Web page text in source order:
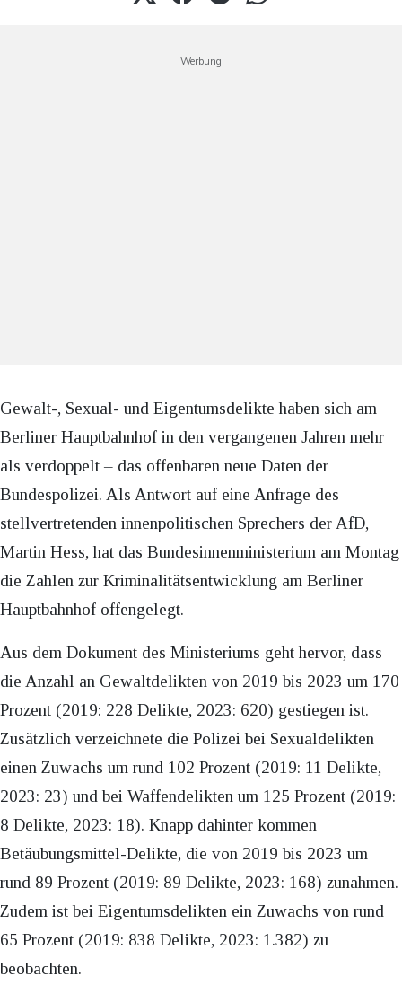
Werbung
Gewalt-, Sexual- und Eigentumsdelikte haben sich am
Berliner Hauptbahnhof in den vergangenen Jahren mehr
als verdoppelt – das offenbaren neue Daten der
Bundespolizei. Als Antwort auf eine Anfrage des
stellvertretenden innenpolitischen Sprechers der AfD,
Martin Hess, hat das Bundesinnenministerium am Montag
die Zahlen zur Kriminalitätsentwicklung am Berliner
Hauptbahnhof offengelegt.
Aus dem Dokument des Ministeriums geht hervor, dass
die Anzahl an Gewaltdelikten von 2019 bis 2023 um 170
Prozent (2019: 228 Delikte, 2023: 620) gestiegen ist.
Zusätzlich verzeichnete die Polizei bei Sexualdelikten
einen Zuwachs um rund 102 Prozent (2019: 11 Delikte,
2023: 23) und bei Waffendelikten um 125 Prozent (2019:
8 Delikte, 2023: 18). Knapp dahinter kommen
Betäubungsmittel-Delikte, die von 2019 bis 2023 um
rund 89 Prozent (2019: 89 Delikte, 2023: 168) zunahmen.
Zudem ist bei Eigentumsdelikten ein Zuwachs von rund
65 Prozent (2019: 838 Delikte, 2023: 1.382) zu
beobachten.